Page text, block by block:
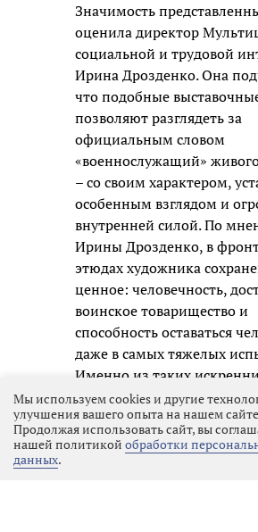
Значимость
оценила директор
социальной и трудовой
Ирина Дрозденко. Она
что подобные
позволяют разглядеть за
официальным словом
«военнослужащий»
– со своим характером,
особенным взглядом и
внутренней силой. По
Ирины Дрозденко, в
этюдах художника
ценное: человечность,
воинское товарищество и
способность оставаться
даже в самых тяжелых
Именно из таких
образов и складывается
память о нашем времени
будущих поколений.
Мы используем cookies и другие
улучшения вашего опыта на нашем
Продолжая использовать сайт, вы
нашей политикой обработки
данных.